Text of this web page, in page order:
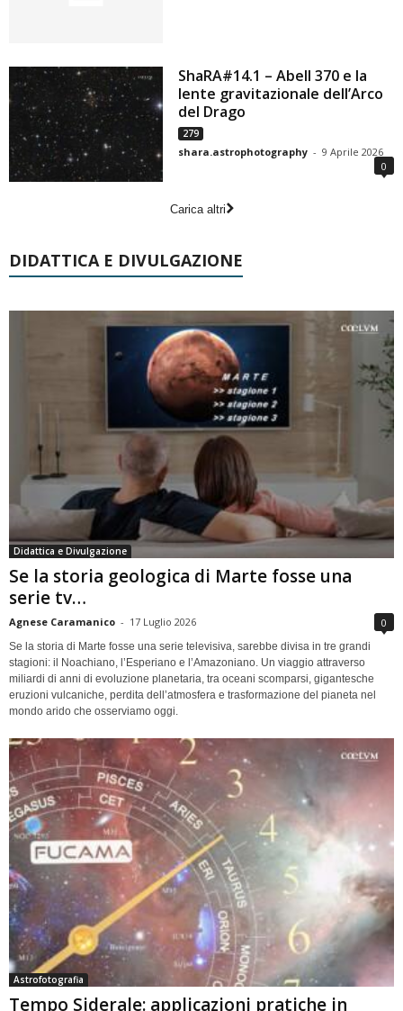
ShaRA#14.1 – Abell 370 e la
lente gravitazionale dell’Arco
del Drago
279
shara.astrophotography - 9 Aprile 2026
0
Carica altri
DIDATTICA E DIVULGAZIONE
Didattica e Divulgazione
Se la storia geologica di Marte fosse una
serie tv…
Agnese Caramanico - 17 Luglio 2026 0
Se la storia di Marte fosse una serie televisiva, sarebbe divisa in tre grandi
stagioni: il Noachiano, l’Esperiano e l’Amazoniano. Un viaggio attraverso
miliardi di anni di evoluzione planetaria, tra oceani scomparsi, gigantesche
eruzioni vulcaniche, perdita dell’atmosfera e trasformazione del pianeta nel
mondo arido che osserviamo oggi.
Astrofotografia
Tempo Siderale: applicazioni pratiche in